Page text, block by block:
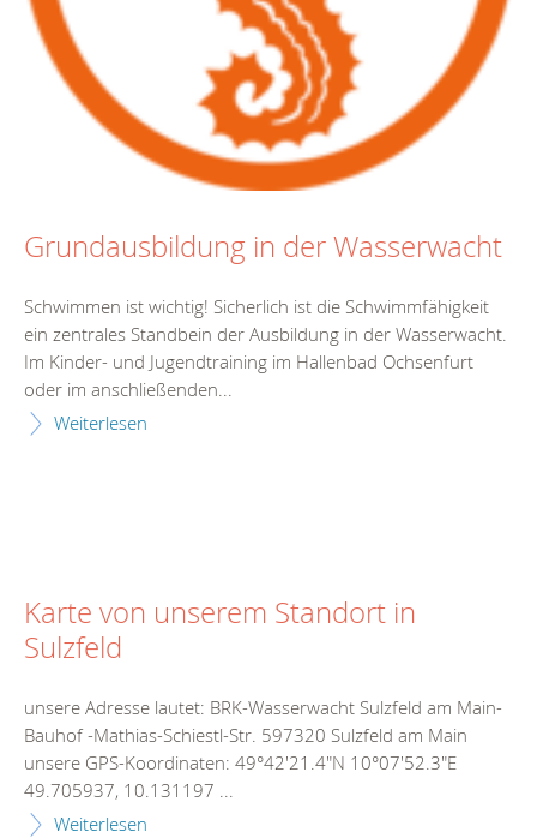
Grundausbildung in der Wasserwacht
Schwimmen ist wichtig! Sicherlich ist die Schwimmfähigkeit
ein zentrales Standbein der Ausbildung in der Wasserwacht.
Im Kinder- und Jugendtraining im Hallenbad Ochsenfurt
oder im anschließenden...
Weiterlesen
Karte von unserem Standort in
Sulzfeld
unsere Adresse lautet: BRK-Wasserwacht Sulzfeld am Main-
Bauhof -Mathias-Schiestl-Str. 597320 Sulzfeld am Main
unsere GPS-Koordinaten: 49°42'21.4"N 10°07'52.3"E
49.705937, 10.131197 ...
Weiterlesen